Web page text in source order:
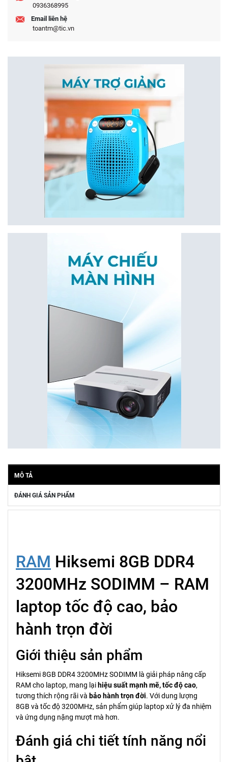
0936368995
Email liên hệ
toantm@tic.vn
MÔ TẢ
ĐÁNH GIÁ SẢN PHẨM
RAM Hiksemi 8GB DDR4
3200MHz SODIMM – RAM
laptop tốc độ cao, bảo
hành trọn đời
Giới thiệu sản phẩm
Hiksemi 8GB DDR4 3200MHz SODIMM là giải pháp nâng cấp
RAM cho laptop, mang lại hiệu suất mạnh mẽ, tốc độ cao,
tương thích rộng rãi và bảo hành trọn đời. Với dung lượng
8GB và tốc độ 3200MHz, sản phẩm giúp laptop xử lý đa nhiệm
và ứng dụng nặng mượt mà hơn.
Đánh giá chi tiết tính năng nổi